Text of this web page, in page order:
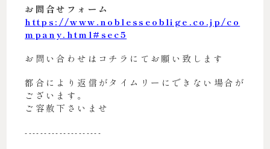
お問合せフォーム
https://www.noblesseoblige.co.jp/co
mpany.html#sec5
お問い合わせはコチラにてお願い致します
都合により返信がタイムリーにできない場合が
ございます。
ご容赦下さいませ
--------------------